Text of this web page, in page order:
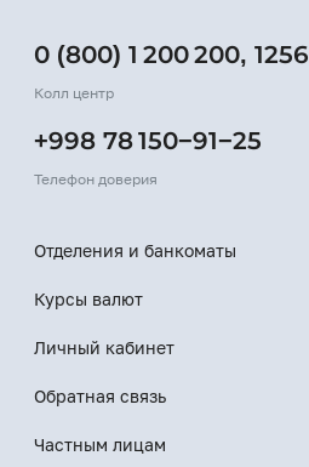
0 (800) 1 200 200, 1256
Колл центр
+998 78 150−91−25
Телефон доверия
Отделения и банкоматы
Курсы валют
Личный кабинет
Обратная связь
Частным лицам